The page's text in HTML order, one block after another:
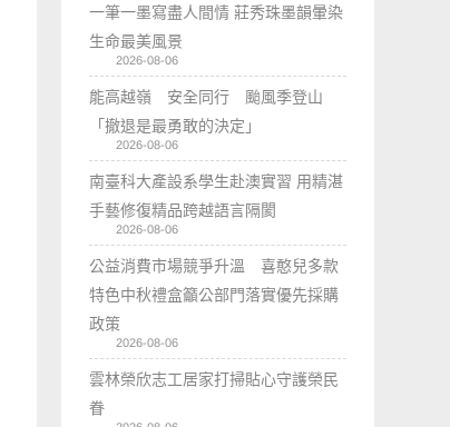
一筆一墨寫盡人間情 莊秀珠墨韻暈染
生命最美風景
2026-08-06
能高越嶺 安全同行 颱風季登山
「撤退是最勇敢的決定」
2026-08-06
南臺科大產設系學生赴澳實習 用精湛
手藝修復精品跨越語言隔閡
2026-08-06
公益消費市場競爭升溫 喜憨兒多款
特色中秋禮盒籲公部門落實優先採購
政策
2026-08-06
雲林榮欣志工居家打掃貼心守護榮民
眷